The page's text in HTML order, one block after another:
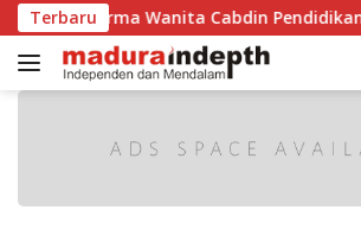
Langsung
ke
konten
Terbaru
Wanita Cabdin Pendidikan Sampang